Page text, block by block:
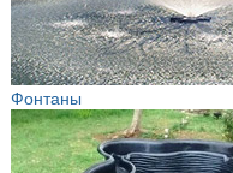
Фонтаны